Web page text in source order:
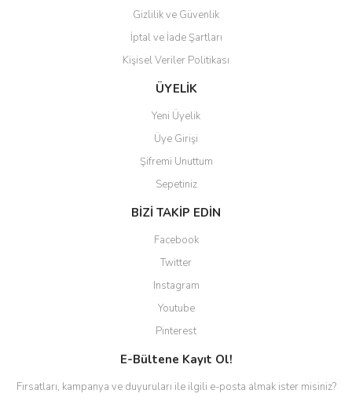
Gizlilik ve Güvenlik
İptal ve İade Şartları
Kişisel Veriler Politikası
ÜYELİK
Yeni Üyelik
Üye Girişi
Şifremi Unuttum
Sepetiniz
BİZİ TAKİP EDİN
Facebook
Twitter
Instagram
Youtube
Pinterest
E-Bültene Kayıt Ol!
Fırsatları, kampanya ve duyuruları ile ilgili e-posta almak ister misiniz?